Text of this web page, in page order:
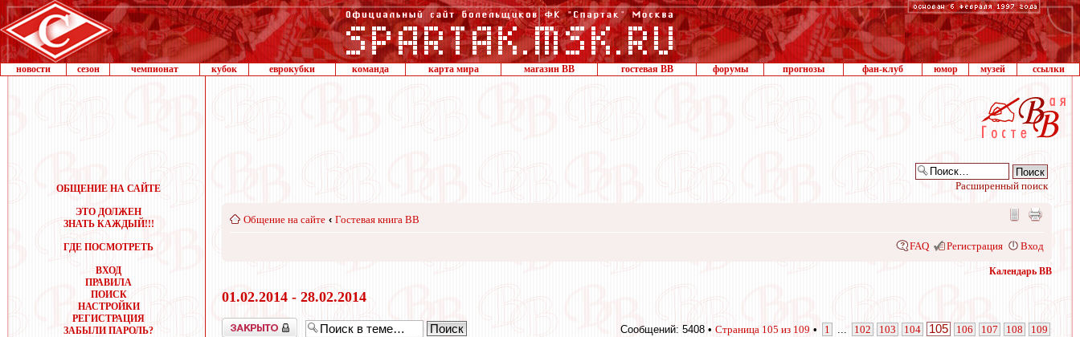
новости сезон чемпионат кубок еврокубки команда карта мира магазин ВВ гостевая ВВ форумы прогнозы фан-клуб юмор музей ссылки
ОБЩЕНИЕ НА САЙТЕ
ЭТО ДОЛЖЕН
ЗНАТЬ КАЖДЫЙ!!!
ГДЕ ПОСМОТРЕТЬ
ВХОД
ПРАВИЛА
ПОИСК
НАСТРОЙКИ
РЕГИСТРАЦИЯ
ЗАБЫЛИ ПАРОЛЬ?
Расширенный поиск
Общение на сайте ‹ Гостевая книга ВВ
FAQ Регистрация Вход
Календарь ВВ
01.02.2014 - 28.02.2014
Закрыто Сообщений: 5408 • Страница 105 из 109 • 1 102 103 104 105 106 107 108 109